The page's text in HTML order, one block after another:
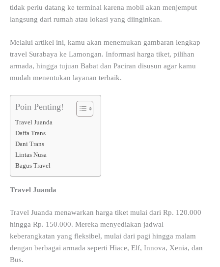
tidak perlu datang ke terminal karena mobil akan menjemput
langsung dari rumah atau lokasi yang diinginkan.
Melalui artikel ini, kamu akan menemukan gambaran lengkap
travel Surabaya ke Lamongan. Informasi harga tiket, pilihan
armada, hingga tujuan Babat dan Paciran disusun agar kamu
mudah menentukan layanan terbaik.
Poin Penting!
Travel Juanda
Daffa Trans
Dani Trans
Lintas Nusa
Bagus Travel
Travel Juanda
Travel Juanda menawarkan harga tiket mulai dari Rp. 120.000
hingga Rp. 150.000. Mereka menyediakan jadwal
keberangkatan yang fleksibel, mulai dari pagi hingga malam
dengan berbagai armada seperti Hiace, Elf, Innova, Xenia, dan
Bus.